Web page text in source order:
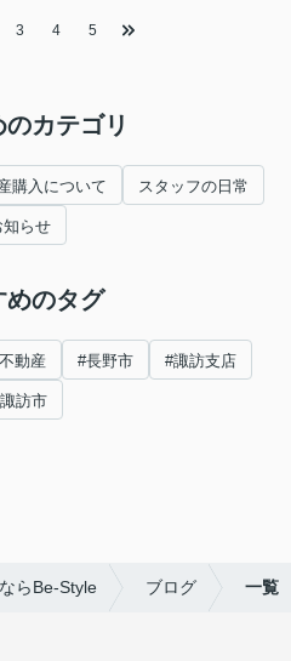
3 4 5
カテゴリ
購入について スタッフの日常
知らせ
めのタグ
動産 #長野市 #諏訪支店
訪市
らBe-Style ブログ 一覧